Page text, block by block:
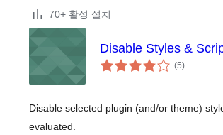
70+ 활성 설치
Disable Styles &
(5전
체)
Disable selected plugin (and/or theme)
evaluated.